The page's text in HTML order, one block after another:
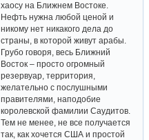
хаосу на Ближнем Востоке.
Нефть нужна любой ценой и
никому нет никакого дела до
страны, в которой живут арабы.
Грубо говоря, весь Ближний
Восток – просто огромный
резервуар, территория,
желательно с послушными
правителями, наподобие
королевской фамилии Саудитов.
Тем не менее, не все получается
так, как хочется США и простой